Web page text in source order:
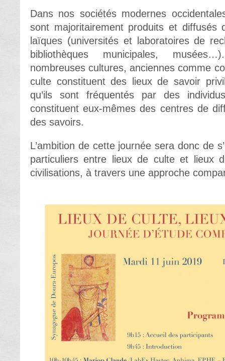
Dans nos sociétés modernes
sont majoritairement produits et diffusés
laïques (universités et laboratoires de
bibliothèques municipales,
nombreuses cultures, anciennes comme
culte constituent des lieux de savoir
qu’ils sont fréquentés par des
constituent eux-mêmes des centres de
des savoirs.
L’ambition de cette journée sera donc de
particuliers entre lieux de culte et lieux
civilisations, à travers une approche